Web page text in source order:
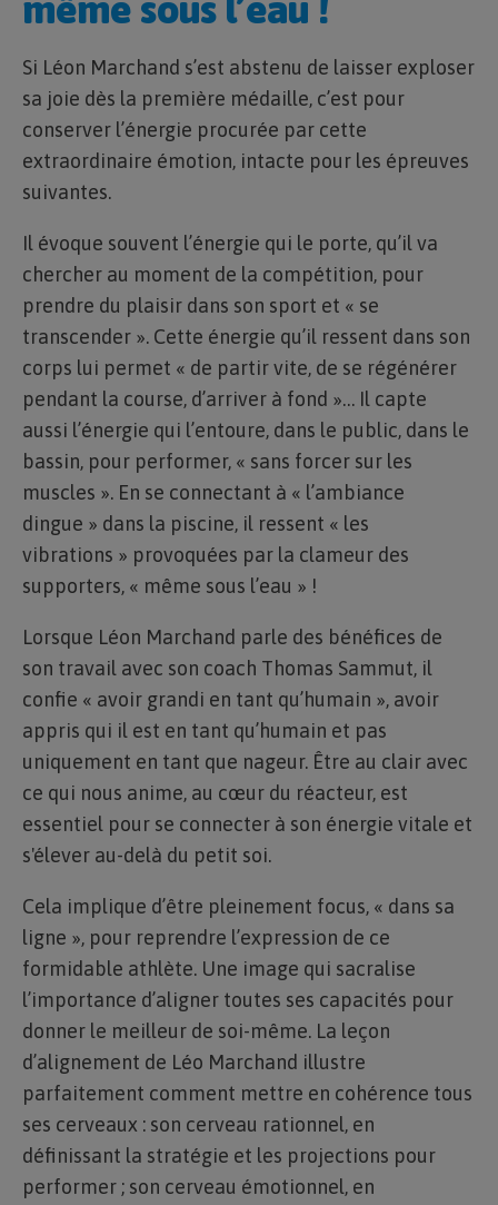
même sous l’eau !
Si Léon Marchand s’est abstenu de laisser exploser
sa joie dès la première médaille, c’est pour
conserver l’énergie procurée par cette
extraordinaire émotion, intacte pour les épreuves
suivantes.
Il évoque souvent l’énergie qui le porte, qu’il va
chercher au moment de la compétition, pour
prendre du plaisir dans son sport et « se
transcender ». Cette énergie qu’il ressent dans son
corps lui permet « de partir vite, de se régénérer
pendant la course, d’arriver à fond »… Il capte
aussi l’énergie qui l’entoure, dans le public, dans le
bassin, pour performer, « sans forcer sur les
muscles ». En se connectant à « l’ambiance
dingue » dans la piscine, il ressent « les
vibrations » provoquées par la clameur des
supporters, « même sous l’eau » !
Lorsque Léon Marchand parle des bénéfices de
son travail avec son coach Thomas Sammut, il
confie « avoir grandi en tant qu’humain », avoir
appris qui il est en tant qu’humain et pas
uniquement en tant que nageur. Être au clair avec
ce qui nous anime, au cœur du réacteur, est
essentiel pour se connecter à son énergie vitale et
s'élever au-delà du petit soi.
Cela implique d’être pleinement focus, « dans sa
ligne », pour reprendre l’expression de ce
formidable athlète. Une image qui sacralise
l’importance d’aligner toutes ses capacités pour
donner le meilleur de soi-même. La leçon
d’alignement de Léo Marchand illustre
parfaitement comment mettre en cohérence tous
ses cerveaux : son cerveau rationnel, en
définissant la stratégie et les projections pour
performer ; son cerveau émotionnel, en